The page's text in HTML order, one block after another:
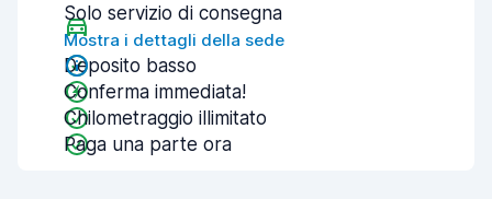
Solo servizio di consegna
Mostra i dettagli della sede
Deposito basso
Conferma immediata!
Chilometraggio illimitato
Paga una parte ora